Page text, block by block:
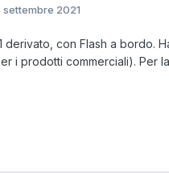
settembre 2021
derivato, con Flash a bordo.
i prodotti commerciali). Per